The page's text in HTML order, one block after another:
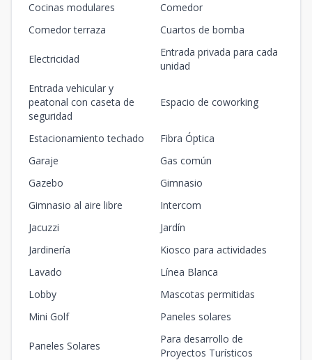
Cocinas modulares
Comedor
Comedor terraza
Cuartos de bomba
Electricidad
Entrada privada para cada
unidad
Entrada vehicular y
peatonal con caseta de
seguridad
Espacio de coworking
Estacionamiento techado
Fibra Óptica
Garaje
Gas común
Gazebo
Gimnasio
Gimnasio al aire libre
Intercom
Jacuzzi
Jardín
Jardinería
Kiosco para actividades
Lavado
Línea Blanca
Lobby
Mascotas permitidas
Mini Golf
Paneles solares
Paneles Solares
Para desarrollo de
Proyectos Turísticos